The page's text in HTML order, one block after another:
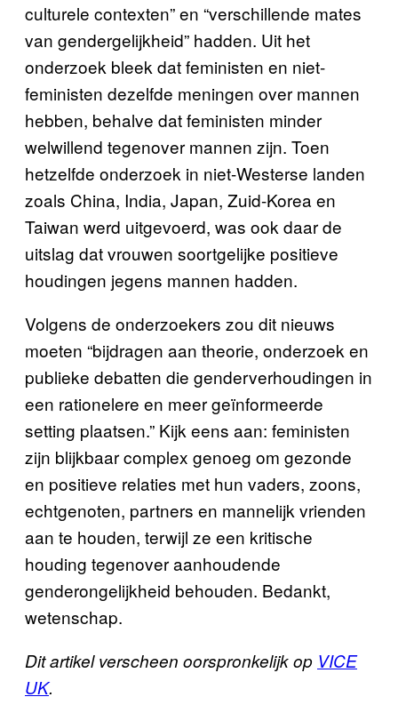
culturele contexten” en “verschillende mates
van gendergelijkheid” hadden. Uit het
onderzoek bleek dat feministen en niet-
feministen dezelfde meningen over mannen
hebben, behalve dat feministen minder
welwillend tegenover mannen zijn. Toen
hetzelfde onderzoek in niet-Westerse landen
zoals China, India, Japan, Zuid-Korea en
Taiwan werd uitgevoerd, was ook daar de
uitslag dat vrouwen soortgelijke positieve
houdingen jegens mannen hadden.
Volgens de onderzoekers zou dit nieuws
moeten “bijdragen aan theorie, onderzoek en
publieke debatten die genderverhoudingen in
een rationelere en meer geïnformeerde
setting plaatsen.” Kijk eens aan: feministen
zijn blijkbaar complex genoeg om gezonde
en positieve relaties met hun vaders, zoons,
echtgenoten, partners en mannelijk vrienden
aan te houden, terwijl ze een kritische
houding tegenover aanhoudende
genderongelijkheid behouden. Bedankt,
wetenschap.
Dit artikel verscheen oorspronkelijk op VICE
UK.